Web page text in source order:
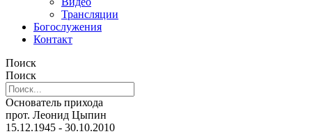
Трансляции
Богослужения
Контакт
Поиск
Поиск
Основатель прихода
прот. Леонид Цыпин
15.12.1945 - 30.10.2010